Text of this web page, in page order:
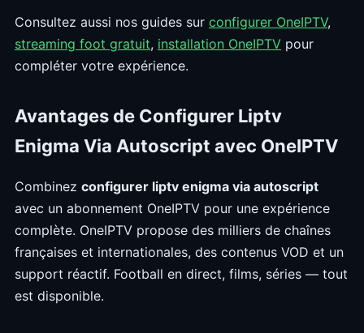
Consultez aussi nos guides sur configurer OneIPTV,
streaming foot gratuit, installation OneIPTV pour
compléter votre expérience.
Avantages de Configurer Liptv
Enigma Via Autoscript avec OneIPTV
Combinez configurer liptv enigma via autoscript
avec un abonnement OneIPTV pour une expérience
complète. OneIPTV propose des milliers de chaînes
françaises et internationales, des contenus VOD et un
support réactif. Football en direct, films, séries — tout
est disponible.